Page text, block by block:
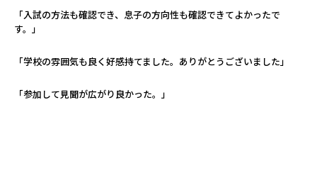
「入試の方法も確認でき、息子の方向性も確認できてよかったで
す。」
「学校の雰囲気も良く好感持てました。ありがとうございました」
「参加して見聞が広がり良かった。」